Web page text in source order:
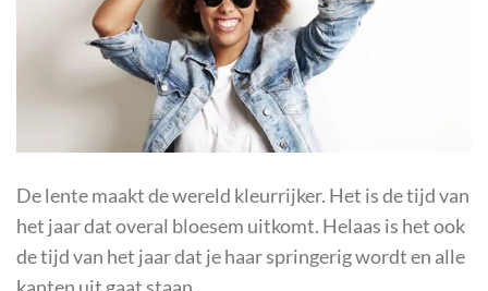
De lente maakt de wereld kleurrijker. Het is de tijd van
het jaar dat overal bloesem uitkomt. Helaas is het ook
de tijd van het jaar dat je haar springerig wordt en alle